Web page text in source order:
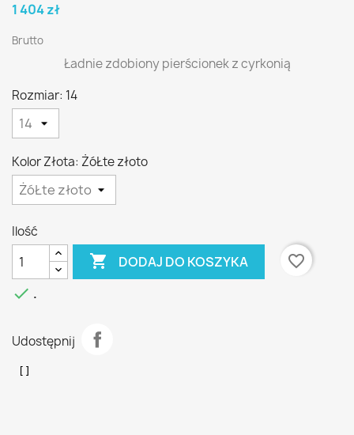
1 404 zł
Brutto
Ładnie zdobiony pierścionek z cyrkonią
Rozmiar: 14
Kolor Złota: ŻóŁte złoto
Ilość
 DODAJ DO KOSZYKA
favorite_border
 .
Udostępnij